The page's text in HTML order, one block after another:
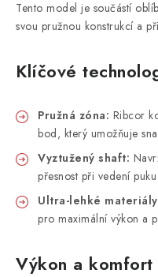
Tento model je součástí
svou pružnou konstrukcí a
Klíčové
Pružná zóna: Ribcor
bod, který umožňuje
Vyztužený shaft:
přesnost při vedení
Ultra-lehké
pro maximální výkon a
Výkon a komfort